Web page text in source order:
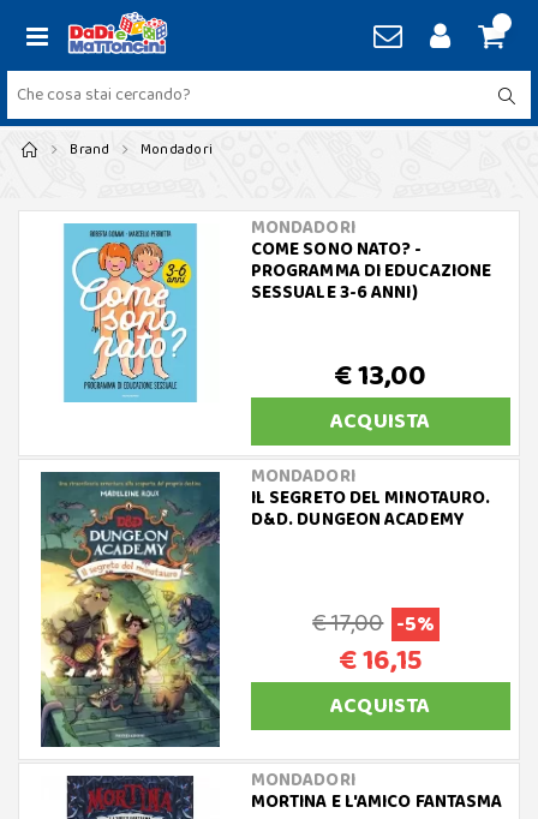
Brand Mondadori
MONDADORI
COME SONO NATO? -
PROGRAMMA DI EDUCAZIONE
SESSUALE 3-6 ANNI)
€ 13,00
ACQUISTA
MONDADORI
IL SEGRETO DEL MINOTAURO.
D&D. DUNGEON ACADEMY
€ 17,00 -5%
€ 16,15
ACQUISTA
MONDADORI
MORTINA E L'AMICO FANTASMA